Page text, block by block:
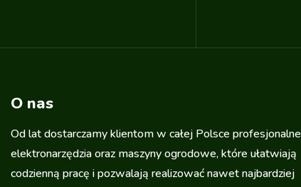
O nas
Od lat dostarczamy klientom w całej Polsce profesjonalne
elektronarzędzia oraz maszyny ogrodowe, które ułatwiają
codzienną pracę i pozwalają realizować nawet najbardziej